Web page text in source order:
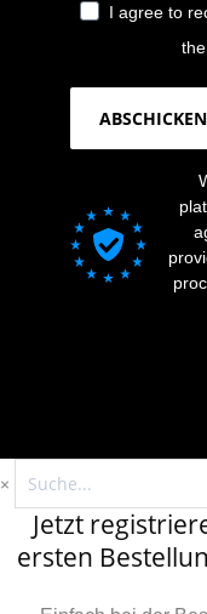
I agree to
ABSCHICKEN
×
Jetzt
ersten